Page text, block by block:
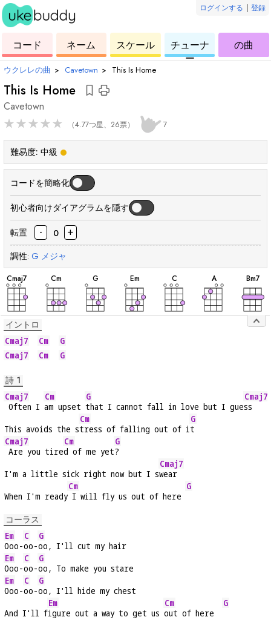
ログインする | 登録
ク
レ
レ
コード
コ
ー
ド
ネーム
ウ
ク
レ
レ
スケール
ク
レ
チューナ
ー
ウ
ク
レ
の曲
ウクレレの曲 › Cavetown › This Is Home
This Is Home
ド
Cavetown
★ ★ ★ ★ ★ （4.77つ星、26票） 7
難易度: 中級
コードを簡略化
初心者向けダイアグラムを隠す
転置 - 0 +
調性: G メジャ
Cmaj7
和
Cm
和
G
和
Em
和
C
和
A
和
Bm7
和
イントロ
Cmaj7 Cm
G
Cmaj7
Cm G
詩 1
Cmaj7
Often I
Cm
am upset
G
that I cannot fall in love but I gue
Cmaj7
ss
This avoids the s
Cm
tress of falling out of i
G
t
Cmaj7
Are you tire
Cm
d of me yet
G
?
I'm a little sick right now but I s
Cmaj7
wear
When I'm ready
Cm
I will fly us out of here
G
コーラス
Em
Ooo-
C
oo-
G
oo, I'll cut my hair
Em
Ooo-
C
oo-
G
oo, To make you stare
Em
Ooo-
C
oo-
G
oo, I'll hide my chest
And I'll f
Em
igure out a way to get us
Cm
out of here
G